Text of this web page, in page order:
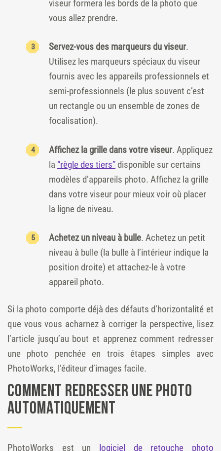
viseur formera les bords de la photo que
vous allez prendre.
Servez-vous des marqueurs du viseur.
Utilisez les marqueurs spéciaux du viseur
fournis avec les appareils professionnels et
semi-professionnels (le plus souvent c’est
un rectangle ou un ensemble de zones de
focalisation).
Affichez la grille dans votre viseur. Appliquez
la “règle des tiers” disponible sur certains
modèles d’appareils photo. Affichez la grille
dans votre viseur pour mieux voir où placer
la ligne de niveau.
Achetez un niveau à bulle. Achetez un petit
niveau à bulle (la bulle à l’intérieur indique la
position droite) et attachez-le à votre
appareil photo.
Si la photo comporte déjà des défauts d’horizontalité et
que vous vous acharnez à corriger la perspective, lisez
l’article jusqu’au bout et apprenez comment redresser
une photo penchée en trois étapes simples avec
PhotoWorks, l’éditeur d’images facile.
Comment redresser une photo
automatiquement
PhotoWorks est un logiciel de retouche photo